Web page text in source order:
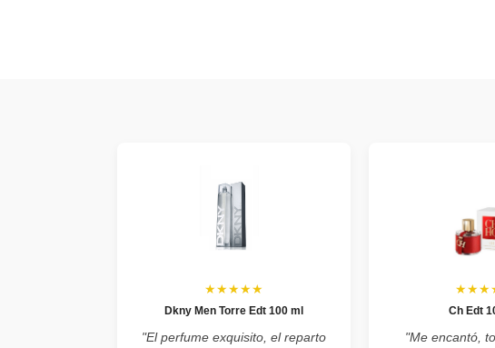
★★★★★
Dkny Men Torre Edt 100 ml
"El perfume exquisito, el reparto
Ch Edt
"Me encantó,